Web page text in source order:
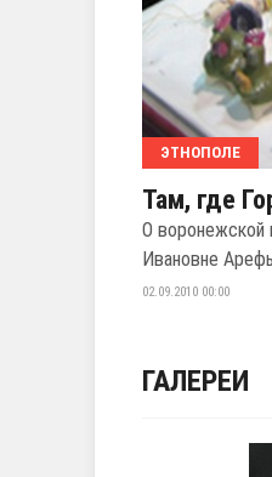
ЭТНОПОЛЕ
Там, где
О воронежской
Ивановне
02.09.2010 00:00
ГАЛЕРЕИ